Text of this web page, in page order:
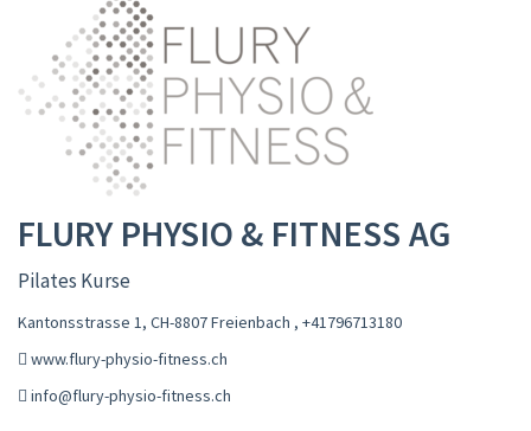
FLURY PHYSIO & FITNESS AG
Pilates Kurse
Kantonsstrasse 1, CH-8807 Freienbach , +41796713180
www.flury-physio-fitness.ch
info@flury-physio-fitness.ch